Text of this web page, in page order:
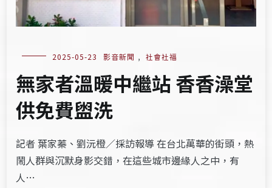
2025-05-23 影音新聞 , 社會社福
無家者溫暖中繼站 香香澡堂
供免費盥洗
記者 葉家蓁、劉沅橙／採訪報導 在台北萬華的街頭，熱
鬧人群與沉默身影交錯，在這些城市邊緣人之中，有
人…